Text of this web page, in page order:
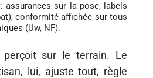
assurances sur la pose, labels
conformité affichée sur tous
(Uw, NF).
sur le terrain. Le
lui, ajuste tout, règle